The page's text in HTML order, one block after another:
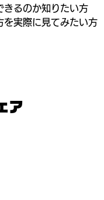
きるのか知りたい方
を実際に見てみたい方
ア